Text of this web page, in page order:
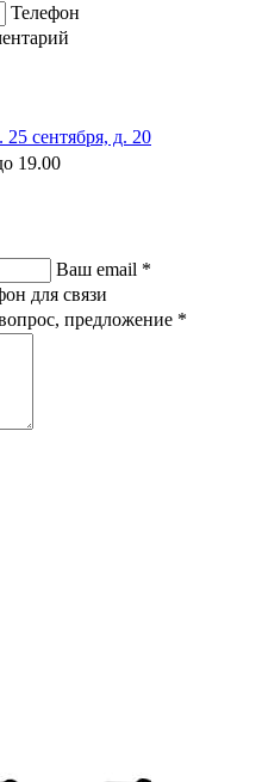
Телефон
сентября, д. 20
19.00
Ваш email *
для связи
предложение *